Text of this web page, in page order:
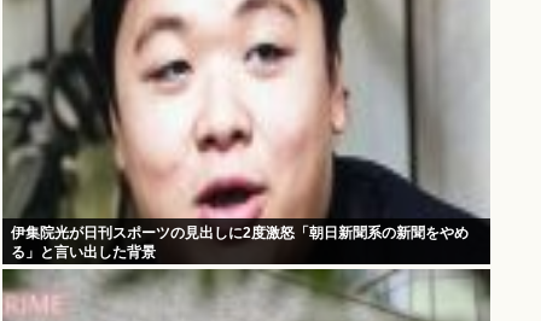
伊集院光が日刊スポーツの見出しに2度激怒「朝日新聞系の新聞をやめ
る」と言い出した背景